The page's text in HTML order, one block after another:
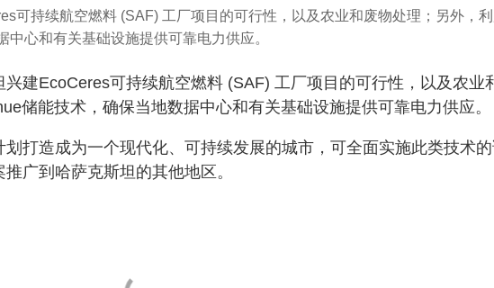
可持续航空燃料 (SAF) 工厂项目的可行性，以及农业和废物处理；另外，
心和有关基础设施提供可靠电力供应。
建EcoCeres可持续航空燃料 (SAF) 工厂项目的可行性，以及农业
储能技术，确保当地数据中心和有关基础设施提供可靠电力供应。
打造成为一个现代化、可持续发展的城市，可全面实施此类技术
广到哈萨克斯坦的其他地区。